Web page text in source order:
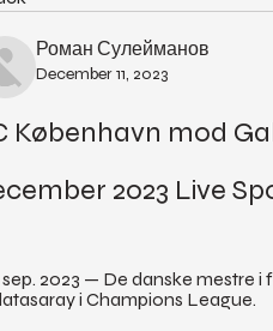
Роман Сулейманов
December 11, 2023
København mod
2023 Live
sep. 2023 — De danske mestre
i Champions League.